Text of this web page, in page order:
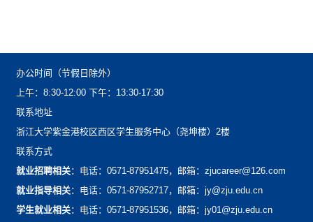
办公时间（节假日除外）
上午：8:30-12:00下午：13:30-17:30
联系地址
浙江大学紫金港校区西区学生服务中心（尧坤楼）2楼
联系方式
就业招聘相关：电话：0571-87951475，邮箱：zjucareer@126.com
就业指导相关：电话：0571-87952717，邮箱：jy@zju.edu.cn
学生就业相关：电话：0571-87951536，邮箱：jy01@zju.edu.cn